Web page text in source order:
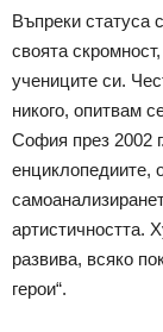
Въпреки статуса
своята
учениците си.
никого, опитвам
София през 2002
енциклопедиите,
артистичността.
развива, всяко
герои“.